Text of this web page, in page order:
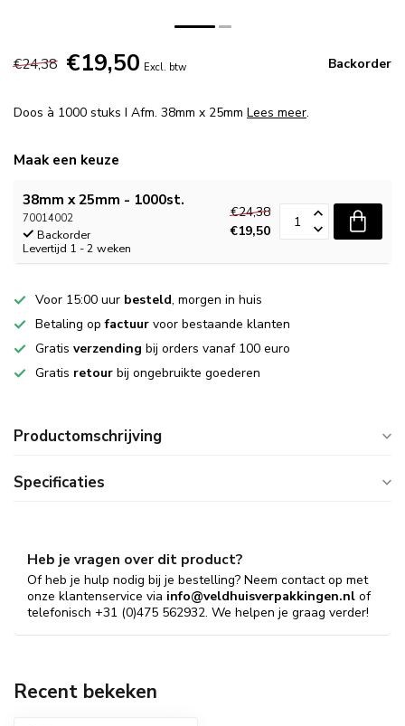
€24,38 €19,50 Excl. btw Backorder
Doos à 1000 stuks I Afm. 38mm x 25mm Lees meer.
Maak een keuze
38mm x 25mm - 1000st.
70014002
Backorder
Levertijd 1 - 2 weken
€24,38
€19,50
Voor 15:00 uur besteld, morgen in huis
Betaling opfactuur voor bestaande klanten
Gratis verzending bij orders vanaf 100 euro
Gratis retour bij ongebruikte goederen
Productomschrijving
Specificaties
Heb je vragen over dit product?
Of heb je hulp nodig bij je bestelling? Neem contact op met
onze klantenservice via info@veldhuisverpakkingen.nl of
telefonisch +31 (0)475 562932. We helpen je graag verder!
Recent bekeken